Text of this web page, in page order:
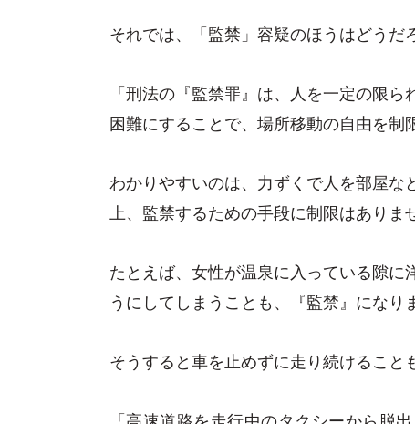
それでは、「監禁」容疑のほうはどうだ
「刑法の『監禁罪』は、人を一定の限
困難にすることで、場所移動の自由を制
わかりやすいのは、力ずくで人を部屋
上、監禁するための手段に制限はありま
たとえば、女性が温泉に入っている隙に
うにしてしまうことも、『監禁』になり
そうすると車を止めずに走り続けること
「高速道路を走行中のタクシーから脱